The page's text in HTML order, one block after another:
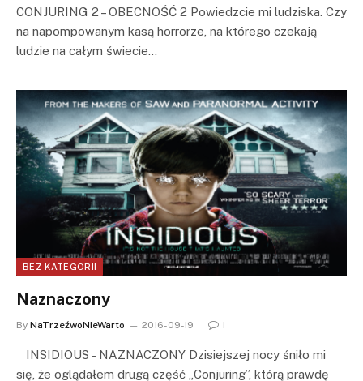
CONJURING 2 – OBECNOŚĆ 2 Powiedzcie mi ludziska. Czy
na napompowanym kasą horrorze, na którego czekają
ludzie na całym świecie…
BEZ KATEGORII
Naznaczony
By NaTrzeźwoNieWarto 2016-09-19 1
INSIDIOUS – NAZNACZONY Dzisiejszej nocy śniło mi
się, że oglądałem drugą część „Conjuring”, którą prawdę